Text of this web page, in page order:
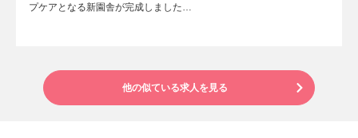
プケアとなる新園舎が完成しました…
他の似ている求人を見る